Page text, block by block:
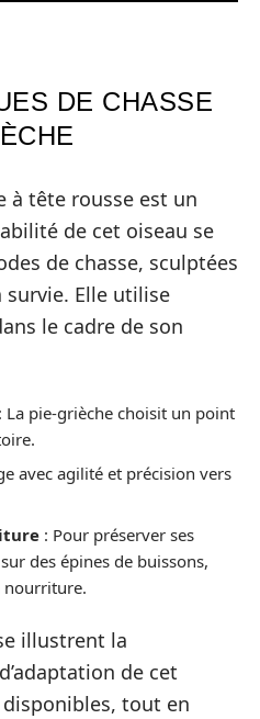
DE CHASSE
à tête rousse est un
de cet oiseau se
de chasse, sculptées
survie. Elle utilise
le cadre de son
: La pie-grièche choisit un point
avec agilité et précision vers
: Pour préserver ses
des épines de buissons,
nourriture.
illustrent la
de cet
tout en